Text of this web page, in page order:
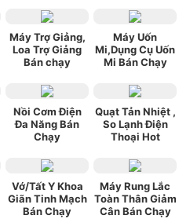
Máy Trợ Giảng,
Loa Trợ Giảng
Bán chạy
Máy Uốn
Mi,Dụng Cụ Uốn
Mi Bán Chạy
Nồi Cơm Điện
Đa Năng Bán
Chạy
Quạt Tản Nhiệt ,
So Lạnh Điện
Thoại Hot
Vớ/Tất Y Khoa
Giãn Tinh Mạch
Bán Chạy
Máy Rung Lắc
Toàn Thân Giảm
Cân Bán Chạy